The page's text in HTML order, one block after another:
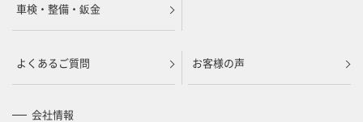
車検・整備・鈑金
よくあるご質問 お客様の声
会社情報